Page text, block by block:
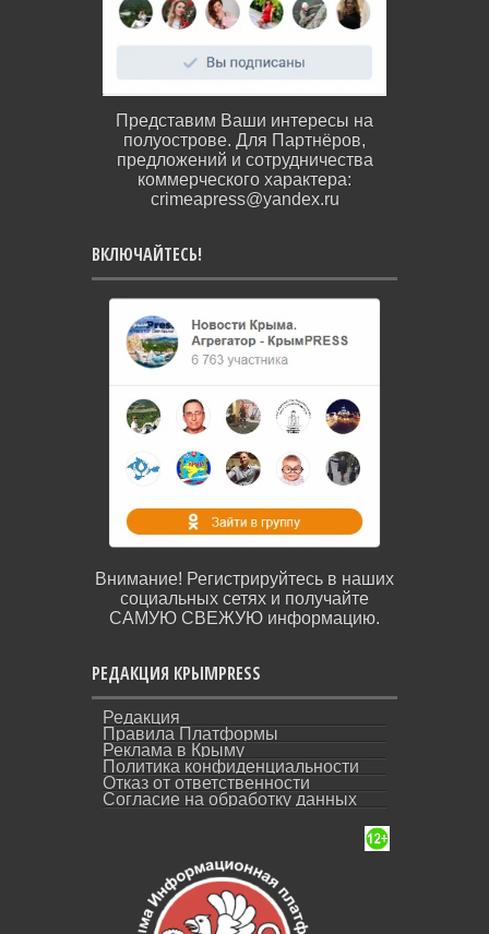
Представим Ваши интересы на
полуострове. Для Партнёров,
предложений и сотрудничества
коммерческого характера:
crimeapress@yandex.ru
ВКЛЮЧАЙТЕСЬ!
Внимание! Регистрируйтесь в наших
социальных сетях и получайте
САМУЮ СВЕЖУЮ информацию.
РЕДАКЦИЯ КРЫМPRESS
Редакция
Правила Платформы
Реклама в Крыму
Политика конфиденциальности
Отказ от ответственности
Согласие на обработку данных